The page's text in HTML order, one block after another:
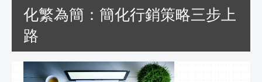
化繁為簡：簡化行銷策略三步上
路